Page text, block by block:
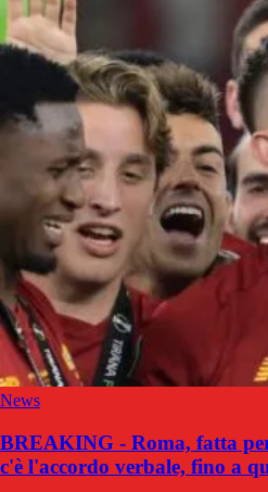
News
BREAKING - Roma, fatta
c'è l'accordo verbale, fino a